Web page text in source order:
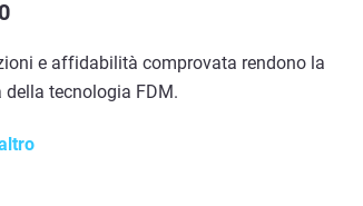
e affidabilità comprovata rendono la
tecnologia FDM.